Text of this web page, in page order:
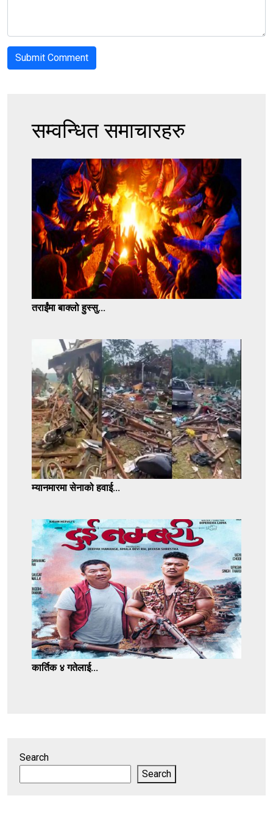
सम्वन्धित समाचारहरु
तराईंमा बाक्लो हुस्सु...
म्यानमारमा सेनाको हवाई...
कार्तिक ४ गतेलाई...
Search
Search